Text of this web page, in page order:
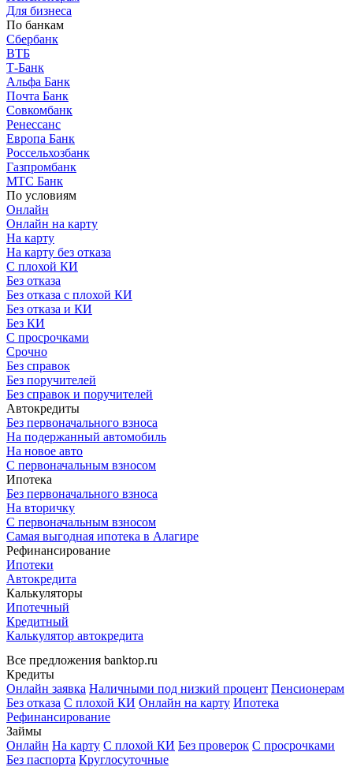
Для бизнеса
По банкам
Сбербанк
ВТБ
Т-Банк
Альфа Банк
Почта Банк
Совкомбанк
Ренессанс
Европа Банк
Россельхозбанк
Газпромбанк
МТС Банк
По условиям
Онлайн
Онлайн на карту
На карту
На карту без отказа
С плохой КИ
Без отказа
Без отказа с плохой КИ
Без отказа и КИ
Без КИ
С просрочками
Срочно
Без справок
Без поручителей
Без справок и поручителей
Автокредиты
Без первоначального взноса
На подержанный автомобиль
На новое авто
С первоначальным взносом
Ипотека
Без первоначального взноса
На вторичку
С первоначальным взносом
Самая выгодная ипотека в Алагире
Рефинансирование
Ипотеки
Автокредита
Калькуляторы
Ипотечный
Кредитный
Калькулятор автокредита
Все предложения banktop.ru
Кредиты
Онлайн заявка Наличными под низкий процент Пенсионерам
Без отказа С плохой КИ Онлайн на карту Ипотека
Рефинансирование
Займы
Онлайн На карту С плохой КИ Без проверок С просрочками
Без паспорта Круглосуточные